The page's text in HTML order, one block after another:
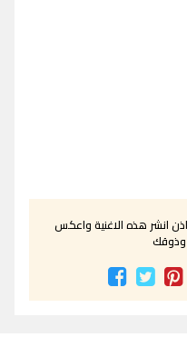
انشر هذه الاغنية واعكس